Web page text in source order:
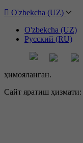
O'zbekcha (UZ)
O'zbekcha (UZ)
Русский (RU)
ҳимояланган.
Сайт яратиш ҳизмати: